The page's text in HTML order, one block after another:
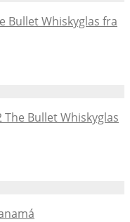
Bullet Whiskyglas fra
The Bullet Whiskyglas